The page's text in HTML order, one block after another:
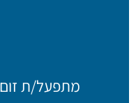
מתפעל/ת זום